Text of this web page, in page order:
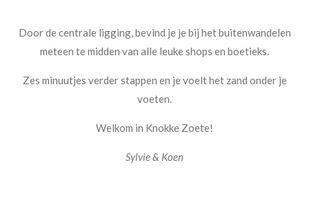
Door de centrale ligging, bevind je je bij het buitenwandelen
meteen te midden van alle leuke shops en boetieks.
Zes minuutjes verder stappen en je voelt het zand onder je
voeten.
Welkom in Knokke Zoete!
Sylvie & Koen